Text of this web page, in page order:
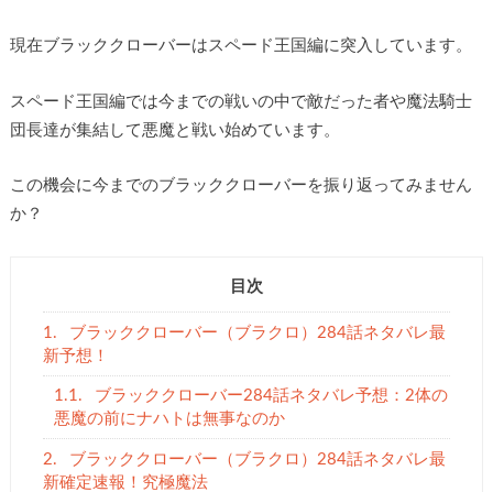
現在ブラッククローバーはスペード王国編に突入しています。
スペード王国編では今までの戦いの中で敵だった者や魔法騎士
団長達が集結して悪魔と戦い始めています。
この機会に今までのブラッククローバーを振り返ってみません
か？
目次
1.
ブラッククローバー（ブラクロ）284話ネタバレ最
新予想！
1.1.
ブラッククローバー284話ネタバレ予想：2体の
悪魔の前にナハトは無事なのか
2.
ブラッククローバー（ブラクロ）284話ネタバレ最
新確定速報！究極魔法